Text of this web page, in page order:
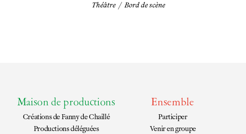
Théâtre / Bord de scène
Maison de productions
Créations deFanny de Chaillé
Productions déléguées
Ensemble
Participer
Venir en groupe